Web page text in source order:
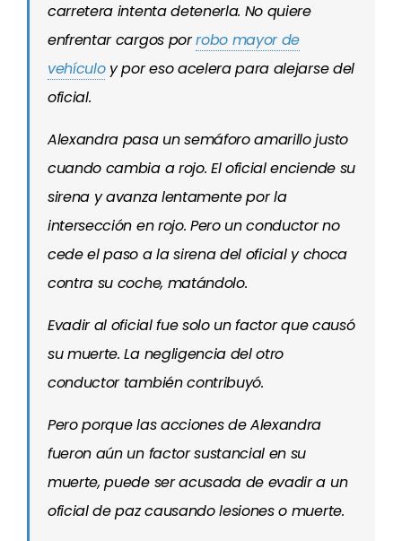
carretera intenta detenerla. No quiere
enfrentar cargos porrobo mayor de
vehículoy por eso acelera para alejarse del
oficial.
Alexandra pasa un semáforo amarillo justo
cuando cambia a rojo. El oficial enciende su
sirena y avanza lentamente por la
intersección en rojo. Pero un conductor no
cede el paso a la sirena del oficial y choca
contra su coche, matándolo.
Evadir al oficial fue solo un factor que causó
su muerte. La negligencia del otro
conductor también contribuyó.
Pero porque las acciones de Alexandra
fueron aún un factor sustancial en su
muerte, puede ser acusada de evadir a un
oficial de paz causando lesiones o muerte.